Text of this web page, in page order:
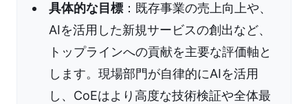
具体的な目標 ：既存事業の売上向上や、
AIを活用した新規サービスの創出など、
トップラインへの貢献を主要な評価軸と
します。現場部門が自律的にAIを活用
し、CoEはより高度な技術検証や全体最